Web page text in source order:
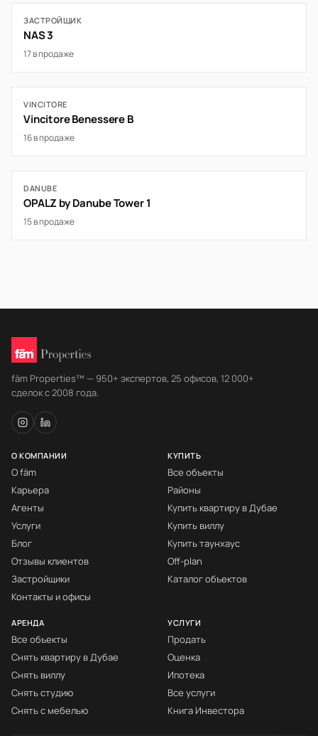
ЗАСТРОЙЩИК
NAS 3
17 в продаже
VINCITORE
Vincitore Benessere B
16 в продаже
DANUBE
OPALZ by Danube Tower 1
15 в продаже
fäm Properties™ — 950+ экспертов, 25 офисов, 12 000+
сделок с 2008 года.
О КОМПАНИИ
О fäm
Карьера
Агенты
Услуги
Блог
Отзывы клиентов
Застройщики
Контакты и офисы
КУПИТЬ
Все объекты
Районы
Купить квартиру в Дубае
Купить виллу
Купить таунхаус
Off-plan
Каталог объектов
АРЕНДА
Все объекты
Снять квартиру в Дубае
Снять виллу
Снять студию
Снять с мебелью
УСЛУГИ
Продать
Оценка
Ипотека
Все услуги
Книга Инвестора